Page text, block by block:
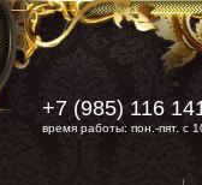
+7 (985) 116
время работы: пон.-пят. с